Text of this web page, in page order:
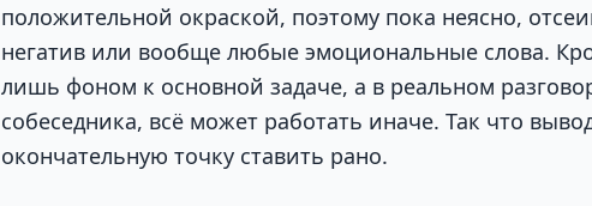
положительной окраской, поэтому пока неясно,
негатив или вообще любые эмоциональные слова.
лишь фоном к основной задаче, а в реальном
собеседника, всё может работать иначе. Так что
окончательную точку ставить рано.